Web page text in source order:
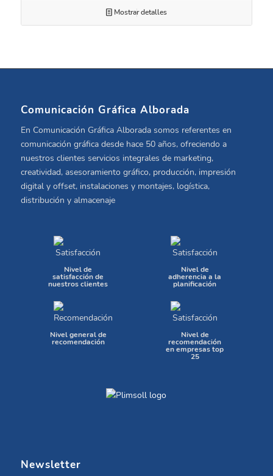
Mostrar detalles
Comunicación Gráfica Alborada
En Comunicación Gráfica Alborada somos referentes en
comunicación gráfica desde hace 50 años, ofreciendo a
nuestros clientes servicios integrales de marketing,
creatividad, asesoramiento gráfico, producción, impresión
digital y offset, instalaciones y montajes, logística,
distribución y almacenaje
Nivel de
satisfacción de
nuestros clientes
Nivel de
adherencia a la
planificación
Nivel general de
recomendación
Nivel de
recomendación
en empresas top
25
Newsletter